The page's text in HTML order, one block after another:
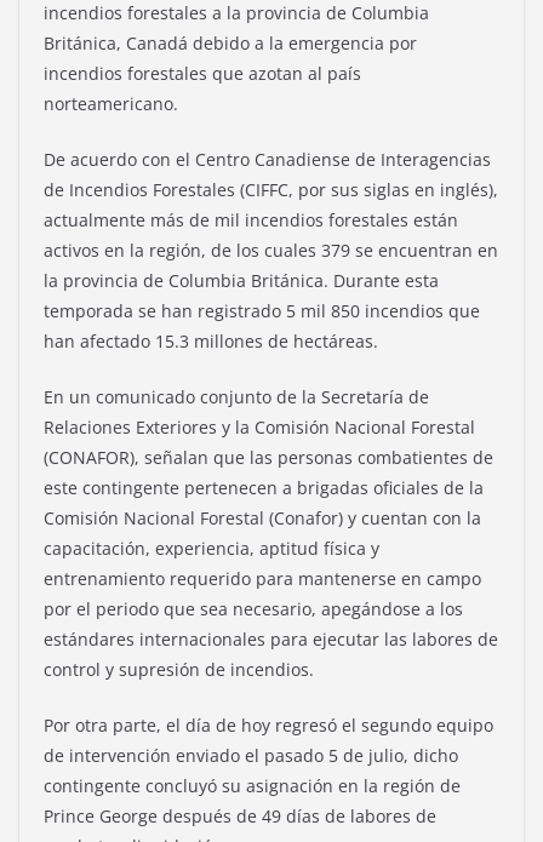
incendios forestales a la provincia de Columbia
Británica, Canadá debido a la emergencia por
incendios forestales que azotan al país
norteamericano.
De acuerdo con el Centro Canadiense de Interagencias
de Incendios Forestales (CIFFC, por sus siglas en inglés),
actualmente más de mil incendios forestales están
activos en la región, de los cuales 379 se encuentran en
la provincia de Columbia Británica. Durante esta
temporada se han registrado 5 mil 850 incendios que
han afectado 15.3 millones de hectáreas.
En un comunicado conjunto de la Secretaría de
Relaciones Exteriores y la Comisión Nacional Forestal
(CONAFOR), señalan que las personas combatientes de
este contingente pertenecen a brigadas oficiales de la
Comisión Nacional Forestal (Conafor) y cuentan con la
capacitación, experiencia, aptitud física y
entrenamiento requerido para mantenerse en campo
por el periodo que sea necesario, apegándose a los
estándares internacionales para ejecutar las labores de
control y supresión de incendios.
Por otra parte, el día de hoy regresó el segundo equipo
de intervención enviado el pasado 5 de julio, dicho
contingente concluyó su asignación en la región de
Prince George después de 49 días de labores de